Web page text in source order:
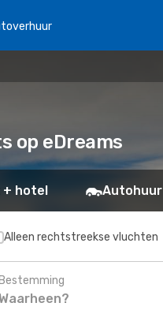
op eDreams
+ hotel Autohuur
Alleen rechtstreekse vluchten
Bestemming